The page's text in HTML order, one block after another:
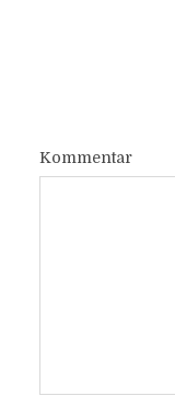
Kommentar